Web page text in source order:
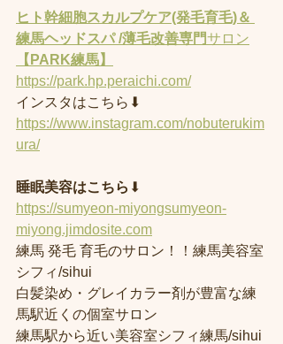
ヒト幹細胞スカルプケア(発毛育毛)＆
練馬ヘッドスパ /薄毛改善専門サロン
【PARK練馬】
https://park.hp.peraichi.com/
インスタはこちら⬇︎
https://www.instagram.com/nobuterukim
ura/
睡眠美容はこちら ⬇︎
https://sumyeon-miyongsumyeon-
miyong.jimdosite.com
練馬 発毛 育毛のサロン！！練馬美容室
シフィ/sihui
白髪染め・グレイカラー剤が豊富な練
馬駅近くの個室サロン
練馬駅から近い美容室シフィ練馬/sihui